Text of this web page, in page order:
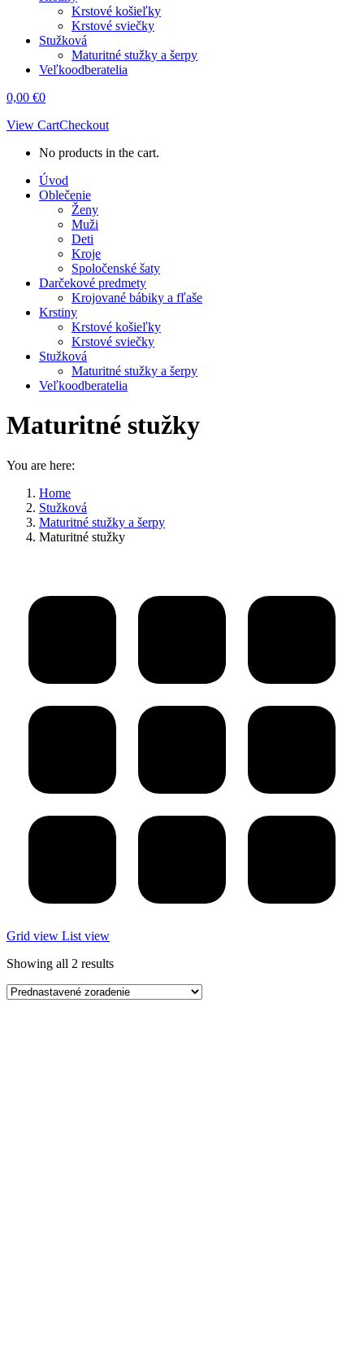
Krstové košieľky
Krstové sviečky
Stužková
Maturitné stužky a šerpy
Veľkoodberatelia
0,00 €0
View CartCheckout
No products in the cart.
Úvod
Oblečenie
Ženy
Muži
Deti
Kroje
Spoločenské šaty
Darčekové predmety
Krojované bábiky a fľaše
Krstiny
Krstové košieľky
Krstové sviečky
Stužková
Maturitné stužky a šerpy
Veľkoodberatelia
Maturitné stužky
You are here:
Home
Stužková
Maturitné stužky a šerpy
Maturitné stužky
Grid view List view
Showing all 2 results